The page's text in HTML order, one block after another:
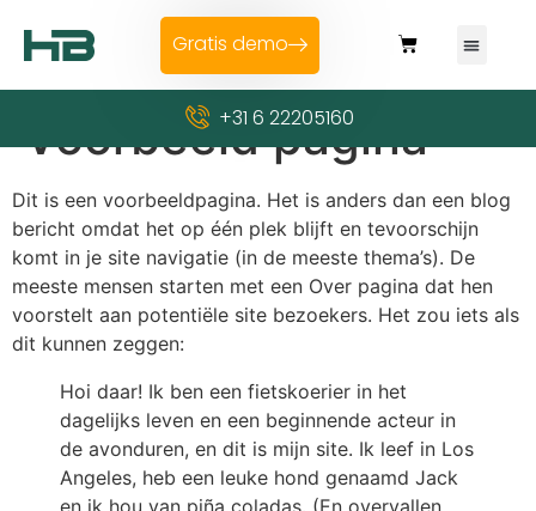
Gratis demo
+31 6 22205160
Voorbeeld pagina
Dit is een voorbeeldpagina. Het is anders dan een blog
bericht omdat het op één plek blijft en tevoorschijn
komt in je site navigatie (in de meeste thema’s). De
meeste mensen starten met een Over pagina dat hen
voorstelt aan potentiële site bezoekers. Het zou iets als
dit kunnen zeggen:
Hoi daar! Ik ben een fietskoerier in het
dagelijks leven en een beginnende acteur in
de avonduren, en dit is mijn site. Ik leef in Los
Angeles, heb een leuke hond genaamd Jack
en ik hou van piña coladas. (En overvallen